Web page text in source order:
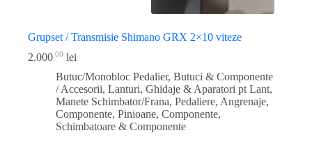
Grupset / Transmisie Shimano GRX 2×10 viteze
2.000 00 lei
Butuc/Monobloc Pedalier, Butuci & Componente
/ Accesorii, Lanturi, Ghidaje & Aparatori pt Lant,
Manete Schimbator/Frana, Pedaliere, Angrenaje,
Componente, Pinioane, Componente,
Schimbatoare & Componente